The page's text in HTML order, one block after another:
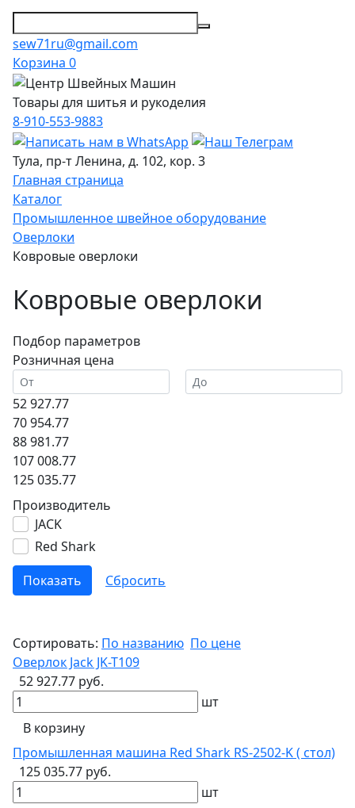
sew71ru@gmail.com
Корзина 0
Товары для шитья и рукоделия
8-910-553-9883
Тула, пр-т Ленина, д. 102, кор. 3
Главная страница
Каталог
Промышленное швейное оборудование
Оверлоки
Ковровые оверлоки
Ковровые оверлоки
Подбор параметров
Розничная цена
52 927.77
70 954.77
88 981.77
107 008.77
125 035.77
Производитель
JACK
Red Shark
Сортировать: По названию По цене
Оверлок Jack JK-T109
52 927.77 руб.
шт
В корзину
Промышленная машина Red Shark RS-2502-K ( стол)
125 035.77 руб.
шт